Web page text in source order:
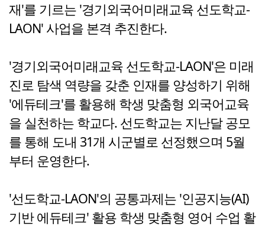
재'를 기르는 '경기외국어미래교육 선도학교-
LAON' 사업을 본격 추진한다.
'경기외국어미래교육 선도학교-LAON'은 미래
진로 탐색 역량을 갖춘 인재를 양성하기 위해
'에듀테크'를 활용해 학생 맞춤형 외국어교육
을 실천하는 학교다. 선도학교는 지난달 공모
를 통해 도내 31개 시군별로 선정했으며 5월
부터 운영한다.
'선도학교-LAON'의 공통과제는 '인공지능(AI)
기반 에듀테크' 활용 학생 맞춤형 영어 수업 활